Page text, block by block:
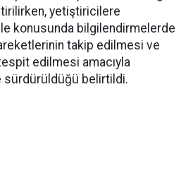
yetiştiricilere
konusunda bilgilendirmelerde
takip edilmesi ve
edilmesi amacıyla
belirtildi.